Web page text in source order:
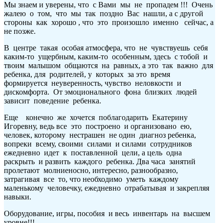
Мы знаем и уверены, что с Вами мы не пропадем !!! Очень
жалею о том, что мы так поздно Вас нашли, а с другой
стороны как хорошо , что это произошло именно сейчас, а
не позже.
В центре такая особая атмосфера, что не чувствуешь себя
каким-то ущербным, каким-то особенным, здесь с тобой и
твоим малышом общаются на равных, а это так важно для
ребенка, для родителей, у которых за это время
формируется неуверенность, чувство неловкости и
дискомфорта. От эмоционального фона близких людей
зависит поведение ребенка.
Еще конечно же хочется поблагодарить Екатерину
Игоревну, ведь все это построено и организовано ею,
человек, которому нестрашен не один диагноз ребенка,
вопреки всему, своими силами и силами сотрудников
ежедневно идет к поставленной цели, а цель одна
раскрыть и развить каждого ребенка. Два часа занятий
пролетают молниеносно, интересно, разнообразно,
затрагивая все то, что необходимо уметь каждому
маленькому человечку, ежедневно отрабатывая и закрепляя
навыки.
Оборудование, игры, пособия и весь инвентарь на высшем